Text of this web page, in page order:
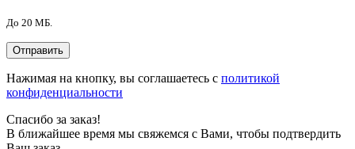
До 20 МБ.
Нажимая на кнопку, вы соглашаетесь с политикой
конфиденциальности
Спасибо за заказ!
В ближайшее время мы свяжемся с Вами, чтобы подтвердить